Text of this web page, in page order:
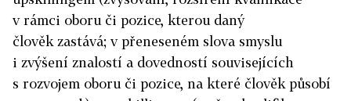
v rámci oboru či pozice, kterou daný
člověk zastává; v přeneseném slova smyslu
i zvýšení znalostí a dovedností souvisejících
s rozvojem oboru či pozice, na které člověk působí